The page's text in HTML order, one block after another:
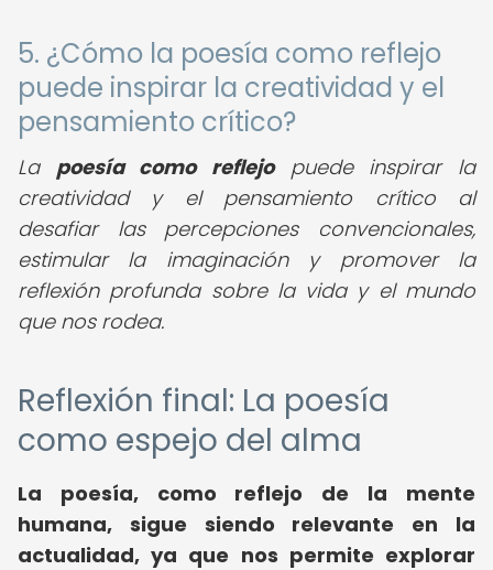
5. ¿Cómo la poesía como reflejo
puede inspirar la creatividad y el
pensamiento crítico?
La poesía como reflejopuede inspirar la
creatividad y el pensamiento crítico al
desafiar las percepciones convencionales,
estimular la imaginación y promover la
reflexión profunda sobre la vida y el mundo
que nos rodea.
Reflexión final: La poesía
como espejo del alma
La poesía, como reflejo de la mente
humana, sigue siendo relevante en la
actualidad, ya que nos permite explorar